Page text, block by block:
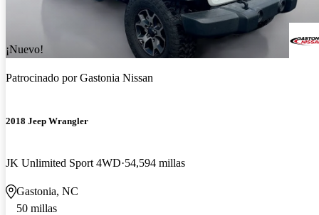
¡Nuevo!
Patrocinado porGastonia Nissan
2018 Jeep Wrangler
JK Unlimited Sport 4WD 54,594 millas
Gastonia, NC
50 millas